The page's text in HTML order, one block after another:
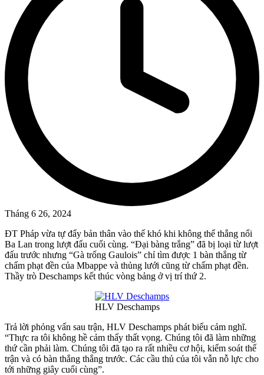
Tháng 6 26, 2024
ĐT Pháp vừa tự đẩy bản thân vào thế khó khi không thể thắng nổi
Ba Lan trong lượt đấu cuối cùng. “Đại bàng trắng” đã bị loại từ lượt
đấu trước nhưng “Gà trống Gaulois” chỉ tìm được 1 bàn thắng từ
chấm phạt đền của Mbappe và thủng lưới cũng từ chấm phạt đền.
Thầy trò Deschamps kết thúc vòng bảng ở vị trí thứ 2.
HLV Deschamps
Trả lời phỏng vấn sau trận, HLV Deschamps phát biểu cảm nghĩ.
“Thực ra tôi không hề cảm thấy thất vọng. Chúng tôi đã làm những
thứ cần phải làm. Chúng tôi đã tạo ra rất nhiều cơ hội, kiểm soát thế
trận và có bàn thắng thắng trước. Các cầu thủ của tôi vẫn nỗ lực cho
tới những giây cuối cùng”.